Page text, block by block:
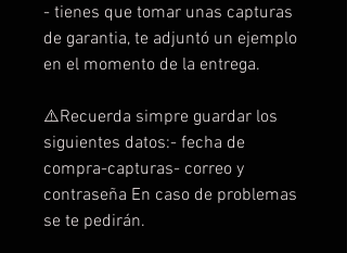
- tienes que tomar unas capturas
de garantia, te adjuntó un ejemplo
en el momento de la entrega.
⚠️Recuerda simpre guardar los
siguientes datos:- fecha de
compra-capturas- correo y
contraseña En caso de problemas
se te pedirán.